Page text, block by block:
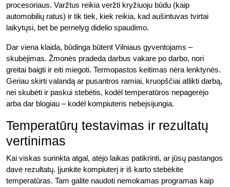
procesoriaus. Varžtus reikia veržti kryžiuoju būdu (kaip
automobilių ratus) ir tik tiek, kiek reikia, kad aušintuvas tvirtai
laikytųsi, bet be pernelyg didelio spaudimo.
Dar viena klaida, būdinga būtent Vilniaus gyventojams –
skubėjimas. Žmonės pradeda darbus vakare po darbo, nori
greitai baigti ir eiti miegoti. Termopastos keitimas nėra lenktynės.
Geriau skirti valandą ar pusantros ramiai, kruopščiai atlikti darbą,
nei skubėti ir paskui stebėtis, kodėl temperatūros nepagerėjo
arba dar blogiau – kodėl kompiuteris nebeįsijungia.
Temperatūrų testavimas ir rezultatų
vertinimas
Kai viskas surinkta atgal, atėjo laikas patikrinti, ar jūsų pastangos
davė rezultatų. Įjunkite kompiuterį ir iš karto stebėkite
temperatūras. Tam galite naudoti nemokamas programas kaip